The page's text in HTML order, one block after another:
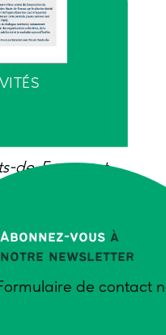
Abonnez-vous à
notre newsletter
de contact
de-France et
à destination
: mieux
et ses liens
de mise en
agricole et